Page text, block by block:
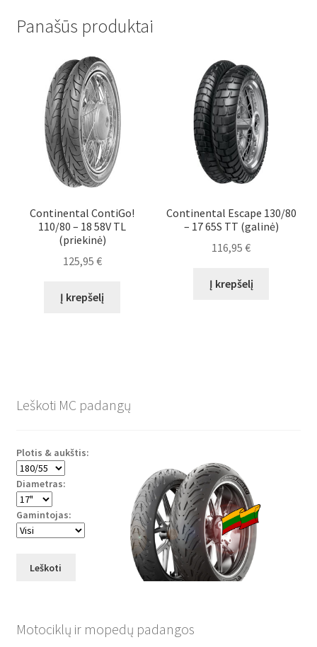
Panašūs produktai
Continental ContiGo!
110/80 – 18 58V TL
(priekinė)
125,95 €
Į krepšelį
Continental Escape 130/80
– 17 65S TT (galinė)
116,95€
Į krepšelį
Leškoti MC padangų
Plotis & aukštis:
Diametras:
Gamintojas:
Leškoti
Motociklų ir mopedų padangos